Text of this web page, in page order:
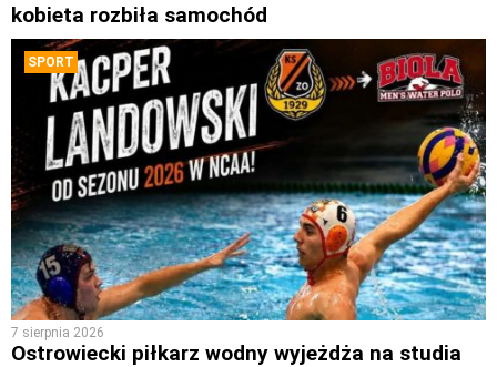
kobieta rozbiła samochód
SPORT
7 sierpnia 2026
Ostrowiecki piłkarz wodny wyjeżdża na studia